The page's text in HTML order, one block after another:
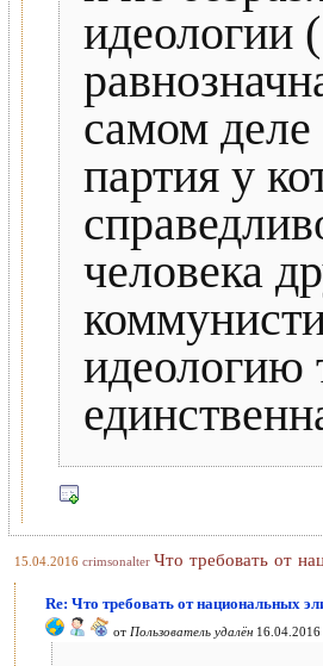
идеологии
самом деле
партия у
человека
идеологию
15.04.2016 crimsonalter Что требовать от
Re: Что требовать от национальных
от Пользователь удалён